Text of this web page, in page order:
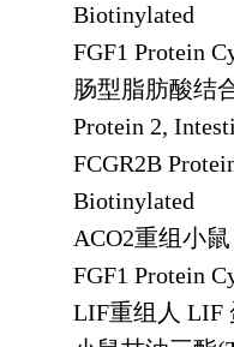
Biotinylated
FGF1 Protein
肠型脂肪酸结
Protein 2,
FCGR2B
Biotinylated
ACO2重组小鼠
FGF1 Protein
LIF重组人 LIF